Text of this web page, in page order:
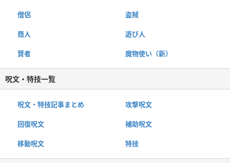
僧侶 盗賊
商人 遊び人
賢者 魔物使い（新）
呪文・特技一覧
呪文・特技記事まとめ 攻撃呪文
回復呪文 補助呪文
移動呪文 特技